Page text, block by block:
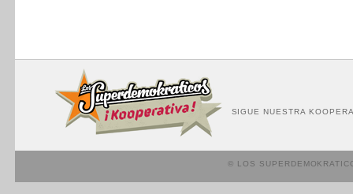
SIGUE NUESTRA
© LOS